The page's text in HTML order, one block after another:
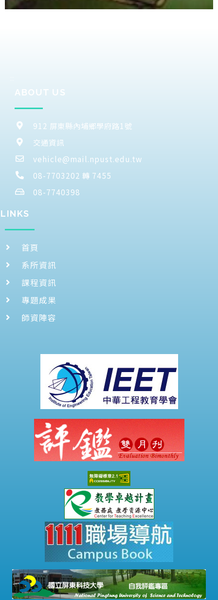
ABOUT US
912 屏東縣內埔鄉學府路1號
交通資訊
vehicle@mail.npust.edu.tw
08-7703202 轉 7455
08-7740398
LINKS
首頁
系所資訊
課程資訊
專題成果
師資陣容